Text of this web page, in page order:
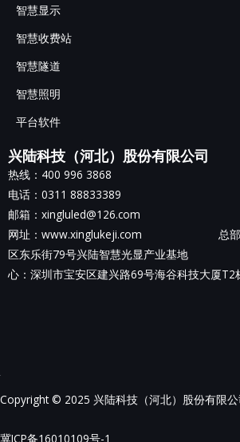
智慧显示
智慧收费站
智慧隧道
智慧照明
平台软件
兴陆科技（河北）股份有限公司
热线：400 996 3868
电话：0311 88833389
邮箱：xingluled@126.com
网址：www.xinglukeji.com 总部
区东乐街79号兴陆智慧光显
心：深圳市宝安区建兴路69号海谷科技大厦T2
Copyright © 2025 兴陆科技（河北）股份有限公
冀ICP备16010109号-1